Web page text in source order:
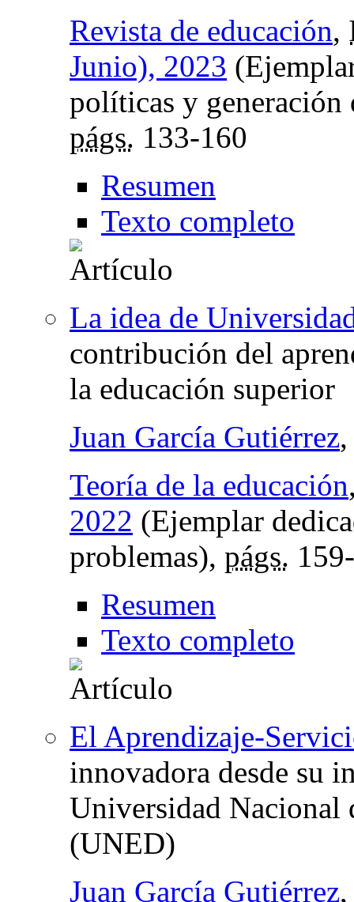
Revista de educación,
Junio), 2023
políticas y generación
págs. 133-160
Resumen
Texto completo
La idea de
contribución del
la educación superior
Juan García Gutiérrez
Teoría de la educación
2022 (Ejemplar
problemas), págs.
Resumen
Texto completo
El Aprendizaje-
innovadora desde su
Universidad Nacional
(UNED)
Juan García Gutiérrez,